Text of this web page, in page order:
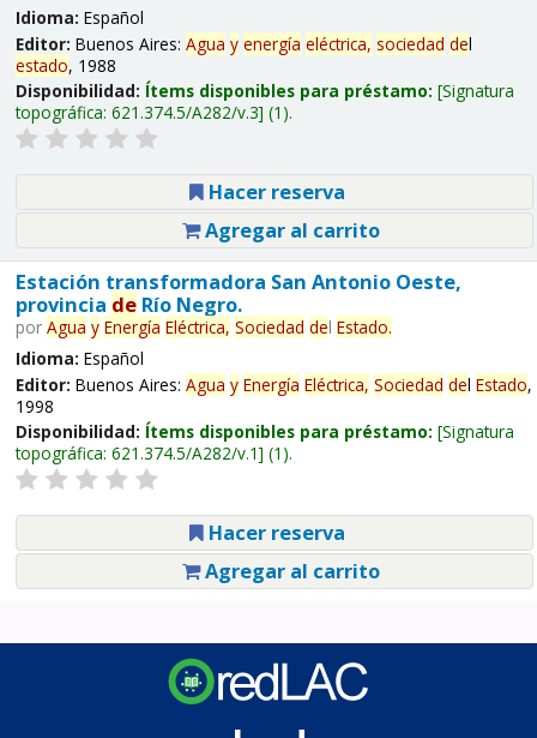
Idioma: Español
Editor: Buenos Aires: Agua y energía eléctrica, sociedad del
estado, 1988
Disponibilidad: Ítems disponibles para préstamo: Signatura
topográfica: 621.374.5/A282/v.3 (1).
Hacer reserva
Agregar al carrito
Estación transformadora San Antonio Oeste,
provincia deRío Negro.
por Agua y Energía Eléctrica, Sociedad del Estado.
Idioma: Español
Editor: Buenos Aires: Agua y Energía Eléctrica, Sociedad del Estado,
1998
Disponibilidad: Ítems disponibles para préstamo: Signatura
topográfica: 621.374.5/A282/v.1 (1).
Hacer reserva
Agregar al carrito